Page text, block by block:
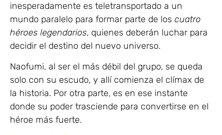
inesperadamente es teletransportado a un
mundo paralelo para formar parte de los cuatro
héroes legendarios, quienes deberán luchar para
decidir el destino del nuevo universo.
Naofumi, al ser el más débil del grupo, se queda
solo con su escudo, y allí comienza el clímax de
la historia. Por otra parte, es en ese instante
donde su poder trasciende para convertirse en el
héroe más fuerte.